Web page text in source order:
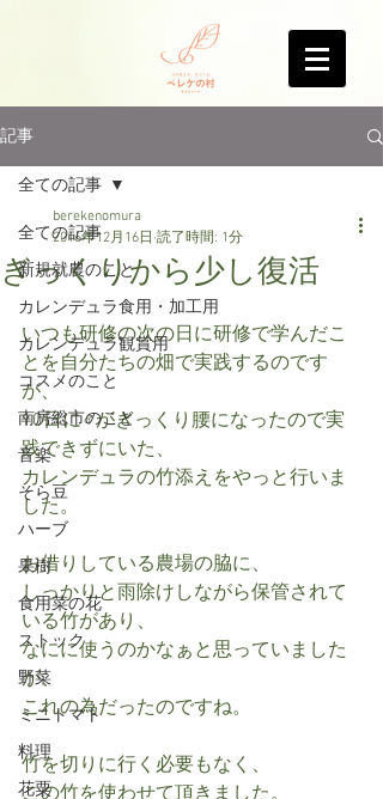
記事
全ての記事
新規就農のこと
カレンデュラ食用・加工用
カレンデュラ観賞用
コスメのこと
南房総市のこと
音楽
そら豆
ハーブ
果樹
食用菜の花
ストック
野菜
ミニトマト
料理
花粟
全ての記事
ぎっくりから少し復活
berekenomura
2016年12月16日 読了時間: 1分
いつも研修の次の日に研修で学んだこ
とを自分たちの畑で実践するのです
が、
10日に♂がぎっくり腰になったので実
践できずにいた、
カレンデュラの竹添えをやっと行いま
した。
お借りしている農場の脇に、
しっかりと雨除けしながら保管されて
いる竹があり、
なにに使うのかなぁと思っていました
が、
これの為だったのですね。
竹を切りに行く必要もなく、
この竹を使わせて頂きました。